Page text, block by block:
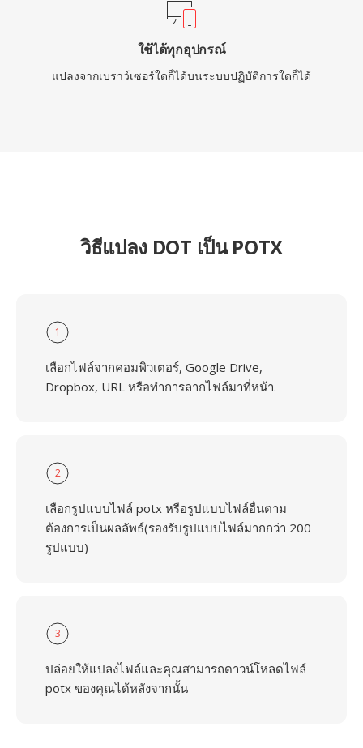
ใช้ได้ทุกอุปกรณ์
แปลงจากเบราว์เซอร์ใดก็ได้บนระบบปฏิบัติการใดก็ได้
วิธีแปลง DOT เป็น POTX
1
เลือกไฟล์จากคอมพิวเตอร์, Google Drive,
Dropbox, URL หรือทำการลากไฟล์มาที่หน้า.
2
เลือกรูปแบบไฟล์ potx หรือรูปแบบไฟล์อื่นตาม
ต้องการเป็นผลลัพธ์(รองรับรูปแบบไฟล์มากกว่า 200
รูปแบบ)
3
ปล่อยให้แปลงไฟล์และคุณสามารถดาวน์โหลดไฟล์
potx ของคุณได้หลังจากนั้น